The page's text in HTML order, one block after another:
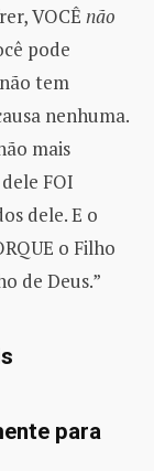
VOCÊ não
pode
tem
nenhuma.
mais
FOI
dele. E o
o Filho
de Deus.”
para